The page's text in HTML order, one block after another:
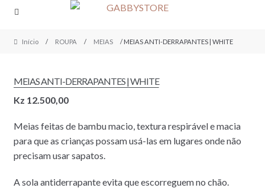
Skip
navigation
Skip
content
Início / ROUPA / MEIAS / MEIAS ANTI-DERRAPANTES | WHITE
MEIAS ANTI-DERRAPANTES | WHITE
Kz 12.500,00
Meias feitas de bambu macio, textura respirável e macia
para que as crianças possam usá-las em lugares onde não
precisam usar sapatos.
A sola antiderrapante evita que escorreguem no chão.